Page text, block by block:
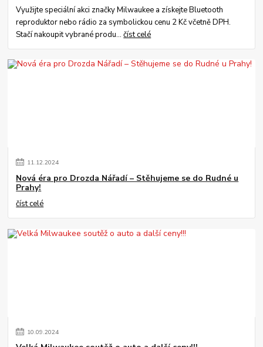
Využijte speciální akci značky Milwaukee a získejte Bluetooth
reproduktor nebo rádio za symbolickou cenu 2 Kč včetně DPH.
Stačí nakoupit vybrané produ...číst celé
11.12.2024
Nová éra pro Drozda Nářadí – Stěhujeme se do Rudné u
Prahy!
číst celé
10.09.2024